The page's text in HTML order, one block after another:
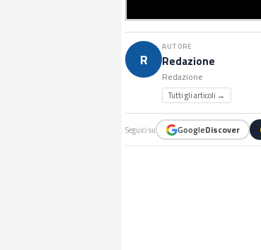
R
AUTORE
Redazione
Redazione
Tutti gli articoli →
Seguici su GoogleDiscover